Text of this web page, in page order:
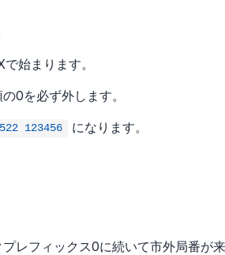
始まります。
0を必ず外します。
123456 になります。
レフィックス0に続いて市外局番が